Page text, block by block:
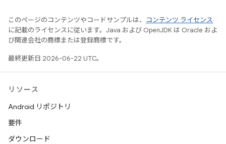
このページのコンテンツやコードサンプルは、
コンテンツ ライセンス
に記載のライセンスに従います。Java および OpenJDK は Oracle およ
び関連会社の商標または登録商標です。
最終更新日 2026-06-22 UTC。
リソース
Android リポジトリ
要件
ダウンロード